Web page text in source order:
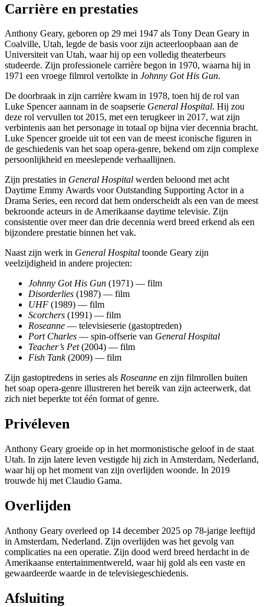
Carrière en prestaties
Anthony Geary, geboren op 29 mei 1947 als Tony Dean Geary in
Coalville, Utah, legde de basis voor zijn acteerloopbaan aan de
Universiteit van Utah, waar hij op een volledig theaterbeurs
studeerde. Zijn professionele carrière begon in 1970, waarna hij in
1971 een vroege filmrol vertolkte in Johnny Got His Gun.
De doorbraak in zijn carrière kwam in 1978, toen hij de rol van
Luke Spencer aannam in de soapserie General Hospital. Hij zou
deze rol vervullen tot 2015, met een terugkeer in 2017, wat zijn
verbintenis aan het personage in totaal op bijna vier decennia bracht.
Luke Spencer groeide uit tot een van de meest iconische figuren in
de geschiedenis van het soap opera-genre, bekend om zijn complexe
persoonlijkheid en meeslepende verhaallijnen.
Zijn prestaties in General Hospital werden beloond met acht
Daytime Emmy Awards voor Outstanding Supporting Actor in a
Drama Series, een record dat hem onderscheidt als een van de meest
bekroonde acteurs in de Amerikaanse daytime televisie. Zijn
consistentie over meer dan drie decennia werd breed erkend als een
bijzondere prestatie binnen het vak.
Naast zijn werk in General Hospital toonde Geary zijn
veelzijdigheid in andere projecten:
Johnny Got His Gun (1971) — film
Disorderlies (1987) — film
UHF (1989) — film
Scorchers (1991) — film
Roseanne — televisieserie (gastoptreden)
Port Charles — spin-offserie van General Hospital
Teacher’s Pet(2004) — film
Fish Tank(2009) — film
Zijn gastoptredens in series als Roseanne en zijn filmrollen buiten
het soap opera-genre illustreren het bereik van zijn acteerwerk, dat
zich niet beperkte tot één format of genre.
Privéleven
Anthony Geary groeide op in het mormonistische geloof in de staat
Utah. In zijn latere leven vestigde hij zich in Amsterdam, Nederland,
waar hij op het moment van zijn overlijden woonde. In 2019
trouwde hij met Claudio Gama.
Overlijden
Anthony Geary overleed op 14 december 2025 op 78-jarige leeftijd
in Amsterdam, Nederland. Zijn overlijden was het gevolg van
complicaties na een operatie. Zijn dood werd breed herdacht in de
Amerikaanse entertainmentwereld, waar hij gold als een vaste en
gewaardeerde waarde in de televisiegeschiedenis.
Afsluiting